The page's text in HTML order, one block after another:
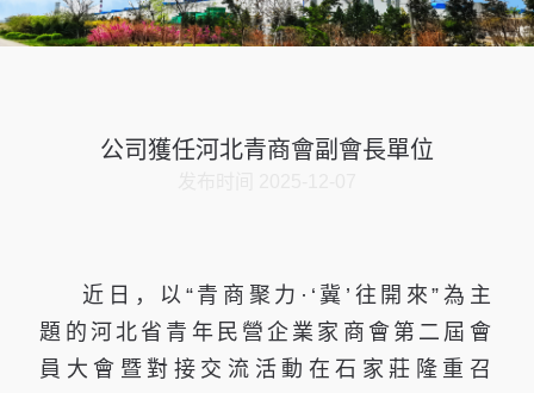
公司獲任河北青商會副會長單位
近日，以“青商聚力·‘冀’往開來”為主
題的河北省青年民營企業家商會第二屆會
員大會暨對接交流活動在石家莊隆重召